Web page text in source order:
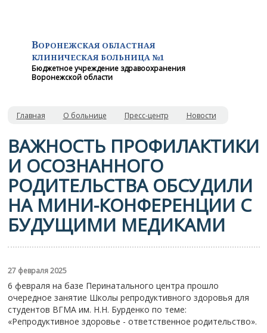
ВОРОНЕЖСКАЯ ОБЛАСТНАЯ
КЛИНИЧЕСКАЯ БОЛЬНИЦА №1
Бюджетное учреждение здравоохранения
Воронежской области
Главная О больнице Пресс-центр Новости
ВАЖНОСТЬ ПРОФИЛАКТИКИ
И ОСОЗНАННОГО
РОДИТЕЛЬСТВА ОБСУДИЛИ
НА МИНИ-КОНФЕРЕНЦИИ С
БУДУЩИМИ МЕДИКАМИ
27 февраля 2025
6 февраля на базе Перинатального центра прошло
очередное занятие Школы репродуктивного здоровья для
студентов ВГМА им. Н.Н. Бурденко по теме:
«Репродуктивное здоровье - ответственное родительство».